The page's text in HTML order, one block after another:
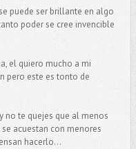
puede ser brillante en algo
poder se cree invencible
el quiero mucho a mi
pero este es tonto de
no te quejes que al menos
acuestan con menores
hacerlo...